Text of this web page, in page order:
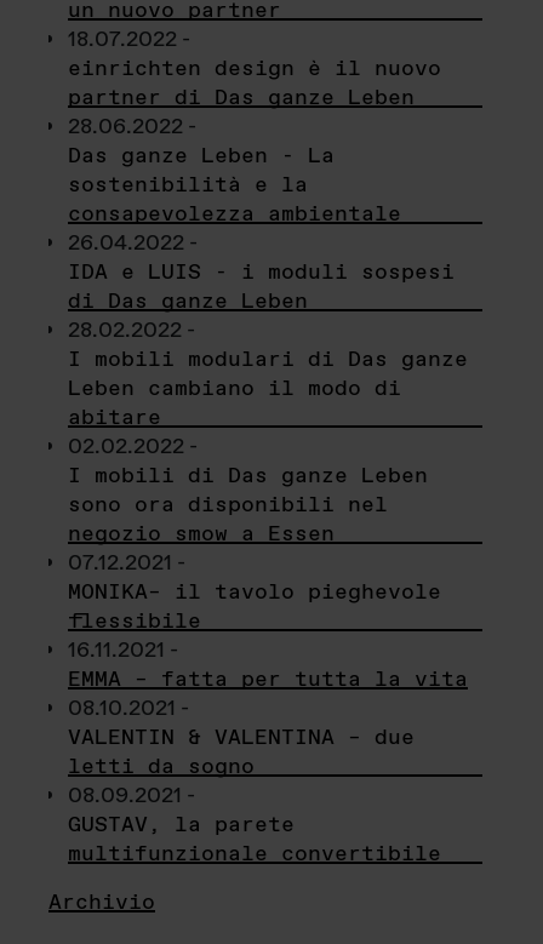
un nuovo partner
18.07.2022 -
einrichten design è il nuovo
partner di Das ganze Leben
28.06.2022 -
Das ganze Leben - La
sostenibilità e la
consapevolezza ambientale
26.04.2022 -
IDA e LUIS - i moduli sospesi
di Das ganze Leben
28.02.2022 -
I mobili modulari di Das ganze
Leben cambiano il modo di
abitare
02.02.2022 -
I mobili di Das ganze Leben
sono ora disponibili nel
negozio smow a Essen
07.12.2021 -
MONIKA– il tavolo pieghevole
flessibile
16.11.2021 -
EMMA – fatta per tutta la vita
08.10.2021 -
VALENTIN & VALENTINA – due
letti da sogno
08.09.2021 -
GUSTAV, la parete
multifunzionale convertibile
Archivio